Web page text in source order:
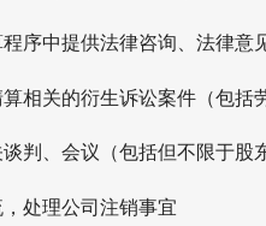
序中提供法律咨询、法律意
相关的衍生诉讼案件（包括
判、会议（包括但不限于股
处理公司注销事宜